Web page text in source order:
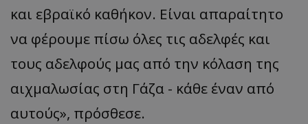
και εβραϊκό καθήκον. Είναι απαραίτητο
να φέρουμε πίσω όλες τις αδελφές και
τους αδελφούς μας από την κόλαση της
αιχμαλωσίας στη Γάζα - κάθε έναν από
αυτούς», πρόσθεσε.